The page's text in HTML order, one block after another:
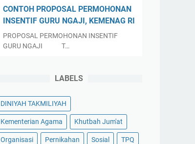
CONTOH PROPOSAL PERMOHONAN
INSENTIF GURU NGAJI, KEMENAG RI
PROPOSAL PERMOHONAN INSENTIF
GURU NGAJI T…
LABELS
DINIYAH TAKMILIYAH
Kementerian Agama Khutbah Jum'at
Organisasi Pernikahan Sosial TPQ